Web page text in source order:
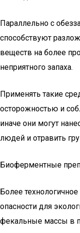
Параллельно с
способствуют
веществ на более
неприятного запаха.
Применять такие
осторожностью и
иначе они могут
людей и отравить
Биоферментные
Более
опасности для
фекальные массы в